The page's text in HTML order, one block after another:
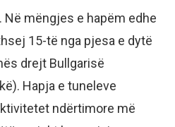
Në mëngjes e hapëm edhe
15-të nga pjesa e dytë
drejt Bullgarisë
Hapja e tuneleve
ndërtimore më